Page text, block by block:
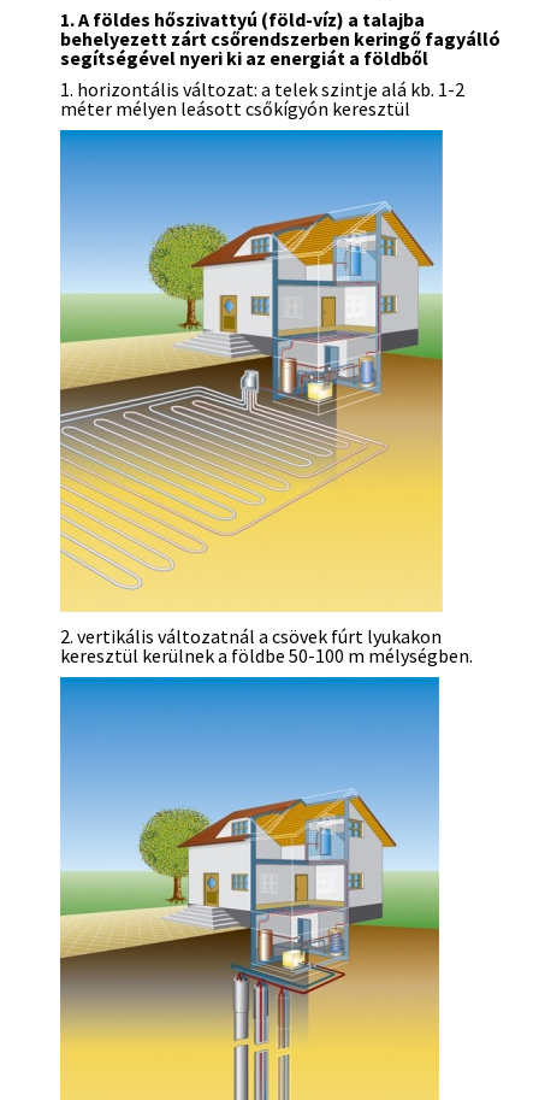
1. A földes hőszivattyú (föld-víz) a talajba
behelyezett zárt csőrendszerben keringő fagyálló
segítségével nyeri ki az energiát a földből
1. horizontális változat: a telek szintje alá kb. 1-2
méter mélyen leásott csőkígyón keresztül
2. vertikális változatnál a csövek fúrt lyukakon
keresztül kerülnek a földbe 50-100 m mélységben.